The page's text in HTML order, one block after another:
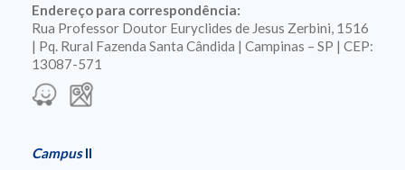
Endereço para correspondência:
Rua Professor Doutor Euryclides de Jesus Zerbini, 1516
| Pq. Rural Fazenda Santa Cândida | Campinas – SP | CEP:
13087-571
CampusII